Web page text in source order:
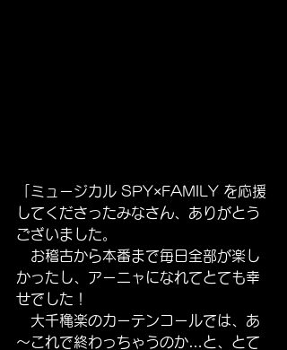
「ミュージカル SPY×FAMILY を応援
してくださったみなさん、ありがとう
ございました。
お稽古から本番まで毎日全部が楽し
かったし、アーニャになれてとても幸
せでした！
大千穐楽のカーテンコールでは、あ
～これで終わっちゃうのか…と、とて